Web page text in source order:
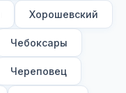
Хорошевский
Чебоксары
Череповец